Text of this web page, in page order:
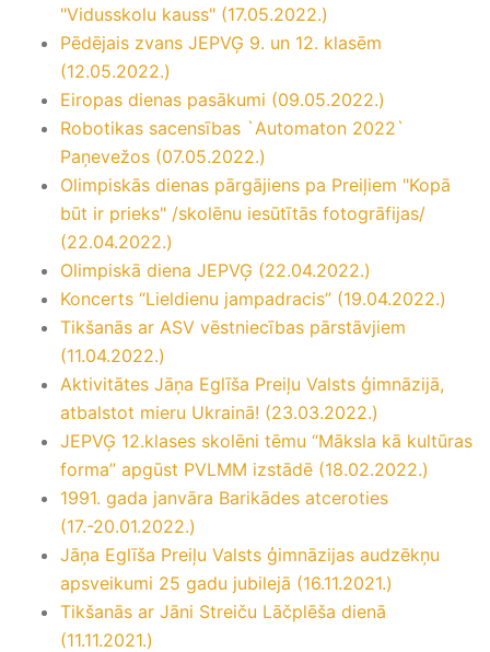
"Vidusskolu kauss" (17.05.2022.)
Pēdējais zvans JEPVĢ 9. un 12. klasēm
(12.05.2022.)
Eiropas dienas pasākumi (09.05.2022.)
Robotikas sacensības `Automaton 2022`
Paņevežos (07.05.2022.)
Olimpiskās dienas pārgājiens pa Preiļiem "Kopā
būt ir prieks" /skolēnu iesūtītās fotogrāfijas/
(22.04.2022.)
Olimpiskā diena JEPVĢ (22.04.2022.)
Koncerts “Lieldienu jampadracis” (19.04.2022.)
Tikšanās ar ASV vēstniecības pārstāvjiem
(11.04.2022.)
Aktivitātes Jāņa Eglīša Preiļu Valsts ģimnāzijā,
atbalstot mieru Ukrainā! (23.03.2022.)
JEPVĢ 12.klases skolēni tēmu “Māksla kā kultūras
forma” apgūst PVLMM izstādē (18.02.2022.)
1991. gada janvāra Barikādes atceroties
(17.-20.01.2022.)
Jāņa Eglīša Preiļu Valsts ģimnāzijas audzēkņu
apsveikumi 25 gadu jubilejā (16.11.2021.)
Tikšanās ar Jāni Streiču Lāčplēša dienā
(11.11.2021.)